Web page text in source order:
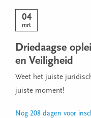
04
mrt
Driedaagse
en Veiligheid
Weet het juiste
juiste moment!
Nog 208 dagen voor